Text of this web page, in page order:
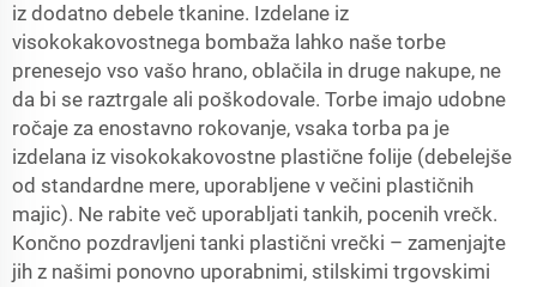
iz dodatno debele tkanine. Izdelane iz
visokokakovostnega bombaža lahko naše torbe
prenesejo vso vašo hrano, oblačila in druge nakupe, ne
da bi se raztrgale ali poškodovale. Torbe imajo udobne
ročaje za enostavno rokovanje, vsaka torba pa je
izdelana iz visokokakovostne plastične folije (debelejše
od standardne mere, uporabljene v večini plastičnih
majic). Ne rabite več uporabljati tankih, pocenih vrečk.
Končno pozdravljeni tanki plastični vrečki – zamenjajte
jih z našimi ponovno uporabnimi, stilskimi trgovskimi